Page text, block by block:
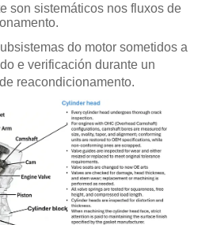
son sistemáticos nos fluxos de
do motor sometidos a
e verificación durante un
reacondicionamento.